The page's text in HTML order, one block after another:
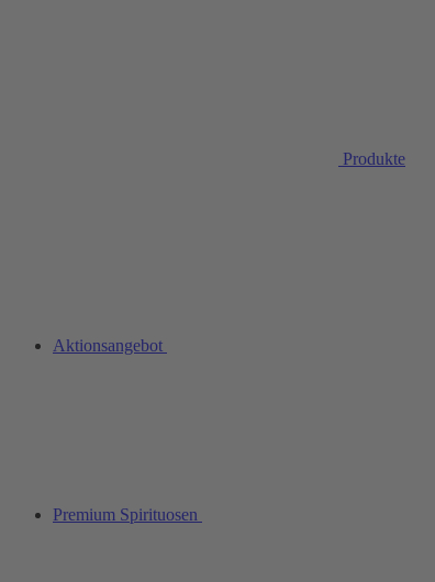
Produkte
Aktionsangebot
Premium Spirituosen